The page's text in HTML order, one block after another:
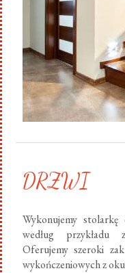
DRZWI
Wykonujemy stolarkę
według przykładu
Oferujemy szeroki
wykończeniowych z